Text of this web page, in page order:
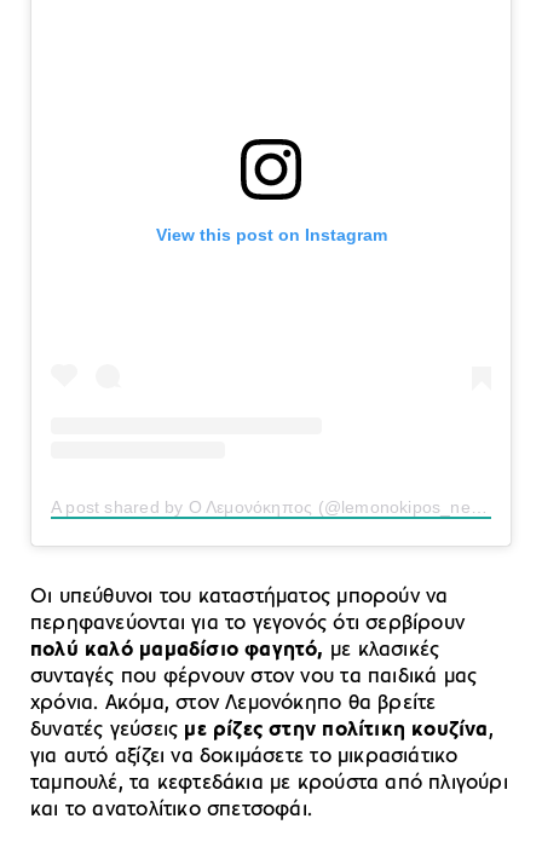
View this post on Instagram
A post shared by Ο Λεμονόκηπος (@lemonokipos_neafiladelfeia)
Οι υπεύθυνοι του καταστήματος μπορούν να
περηφανεύονται για το γεγονός ότι σερβίρουν
πολύ καλό μαμαδίσιο φαγητό, με κλασικές
συνταγές που φέρνουν στον νου τα παιδικά μας
χρόνια. Ακόμα, στον Λεμονόκηπο θα βρείτε
δυνατές γεύσεις με ρίζες στην πολίτικη κουζίνα,
για αυτό αξίζει να δοκιμάσετε το μικρασιάτικο
ταμπουλέ, τα κεφτεδάκια με κρούστα από πλιγούρι
και το ανατολίτικο σπετσοφάι.